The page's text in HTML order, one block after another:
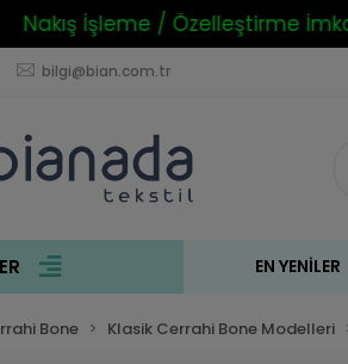
Nakış İşleme / Özelleştirme İmkanı
bilgi@bian.com.tr
EN YENILER
Bone Klasik Cerrahi Bone Modelleri